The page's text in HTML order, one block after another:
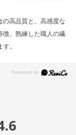
の高品質と、高感度な
徴。熟練した職人の繊
。